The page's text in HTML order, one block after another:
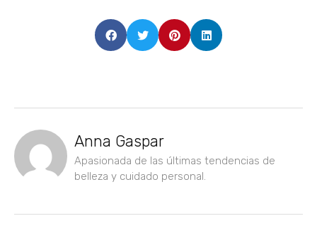
Anna Gaspar
Apasionada de las últimas tendencias de
belleza y cuidado personal.